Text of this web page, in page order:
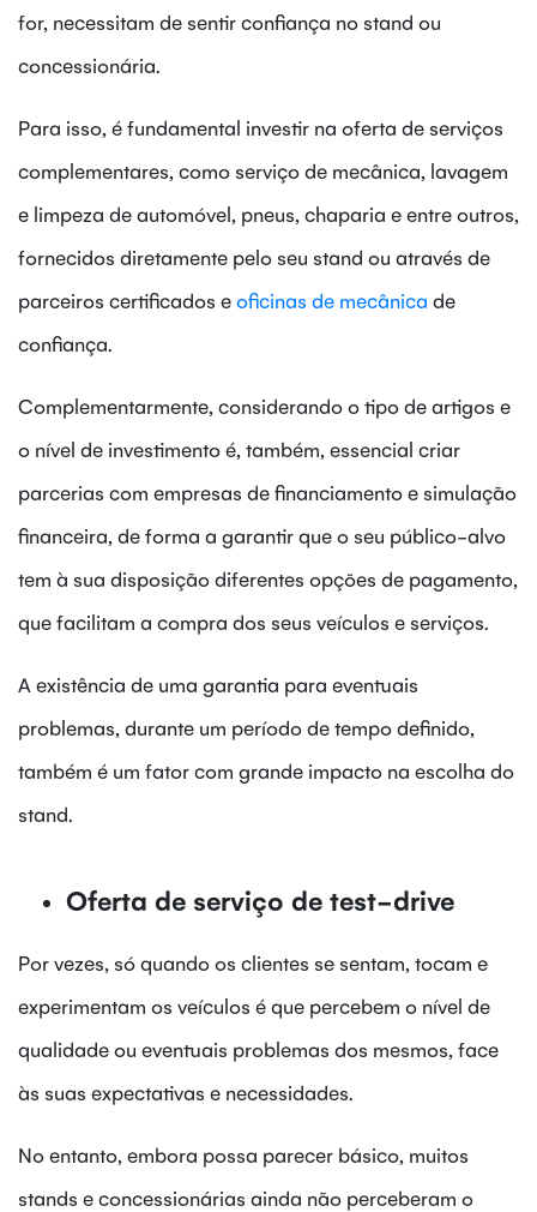
for, necessitam de sentir confiança no stand ou
concessionária.
Para isso, é fundamental investir na oferta de serviços
complementares, como serviço de mecânica, lavagem
e limpeza de automóvel, pneus, chaparia e entre outros,
fornecidos diretamente pelo seu stand ou através de
parceiros certificados eoficinas de mecânica de
confiança.
Complementarmente, considerando o tipo de artigos e
o nível de investimento é, também, essencial criar
parcerias com empresas de financiamento e simulação
financeira, de forma a garantir que o seu público-alvo
tem à sua disposição diferentes opções de pagamento,
que facilitam a compra dos seus veículos e serviços.
A existência de uma garantia para eventuais
problemas, durante um período de tempo definido,
também é um fator com grande impacto na escolha do
stand.
Oferta de serviço de test-drive
Por vezes, só quando os clientes se sentam, tocam e
experimentam os veículos é que percebem o nível de
qualidade ou eventuais problemas dos mesmos, face
às suas expectativas e necessidades.
No entanto, embora possa parecer básico, muitos
stands e concessionárias ainda não perceberam o